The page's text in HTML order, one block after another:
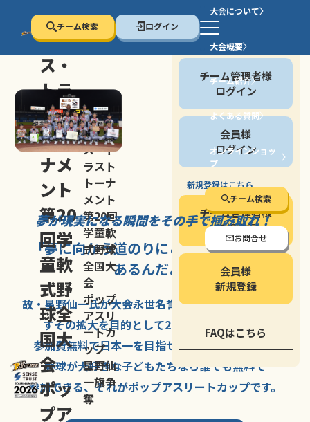
チーム検索 ログイン
大会について
大会概要
チーム紹介
よくある質問
オンラインショッ
プ
チーム検索
お問合せ
停止する
セン
ス・
トラ
スト
トー
ナメ
ント
第20
回学
童軟
式野
球全
国大
会
ポッ
プア
セン
ス・ト
ラスト
トーナ
メント
第20回
学童軟
式野球
全国大
会
ポップ
アスリ
ートカ
ップ
星野仙
一旗争
奪
会員の方
チーム管理者様
ログイン
会員様
ログイン
新規登録はこちら
チーム管理者様
新規登録
会員様
新規登録
FAQはこちら
夢が現実になる瞬間をその手で掴み取れ！
「夢に向かう道のりにこそ大きな意味が
あるんだよ」
故・星野仙一氏が大会永世名誉会長を務める、野球の
すその拡大を目的として2007年に
参加費無料で日本一を目指せる唯一の野球大会。
野球が大好きな子どもたちなら誰でも無料で
参加できる、それがポップアスリートカップです。